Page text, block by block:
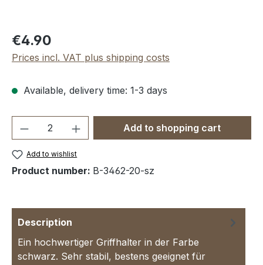
Regular price:
€4.90
Prices incl. VAT plus shipping costs
Available, delivery time: 1-3 days
Product Quantity: Enter the desired
Add to shopping cart
Add to wishlist
Product number: B-3462-20-sz
Description
Ein hochwertiger Griffhalter in der Farbe
schwarz. Sehr stabil, bestens geeignet für